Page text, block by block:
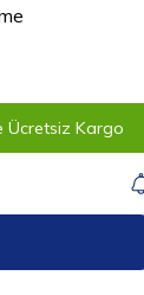
Ücretsiz Kargo